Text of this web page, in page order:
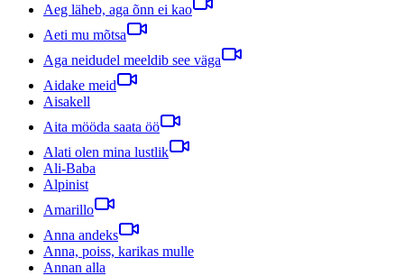
Aeg läheb, aga õnn ei kao
Aeti mu mõtsa
Aga neidudel meeldib see väga
Aidake meid
Aisakell
Aita mööda saata öö
Alati olen mina lustlik
Ali-Baba
Alpinist
Amarillo
Anna andeks
Anna, poiss, karikas mulle
Annan alla